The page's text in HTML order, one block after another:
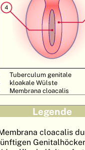
Tuberculum genitale
kloakale Wülste
Membrana cloacalis
Legende
cloacalis